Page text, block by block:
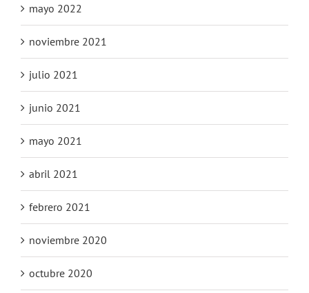
mayo 2022
noviembre 2021
julio 2021
junio 2021
mayo 2021
abril 2021
febrero 2021
noviembre 2020
octubre 2020